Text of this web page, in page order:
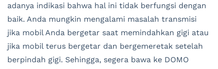
adanya indikasi bahwa hal ini tidak berfungsi dengan
baik. Anda mungkin mengalami masalah transmisi
jika mobil Anda bergetar saat memindahkan gigi atau
jika mobil terus bergetar dan bergemeretak setelah
berpindah gigi. Sehingga, segera bawa ke DOMO